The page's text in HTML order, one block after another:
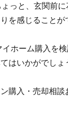
っと、玄関前
を感じることが
ホーム購入を
はいかがでしょ
購入・売却相談